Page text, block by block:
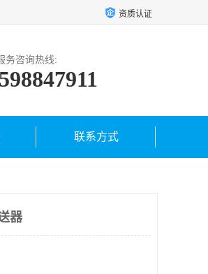
资质认证
务咨询热线:
联系方式
器